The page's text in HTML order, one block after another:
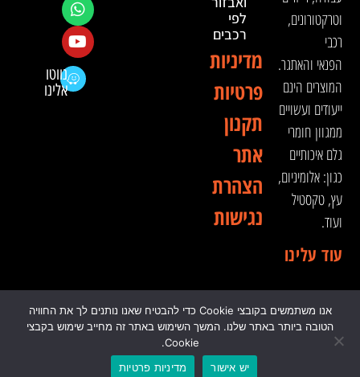
וטרקטורונים,
רכבי
הפנאי והאתגר.
המוצרים הינם
ייעודים ועשויים
ממגוון חומרי
גלם איכותיים
כגון: אלומיניום,
עץ, טקסטיל
ועוד.
עוד עלינו
לפי
רכבים
מדיניות
פרטיות
תקנון
אתר
הצהרת
נגישות
נווטו
אלינו
© 2024 כל הזכויות שמורות לדה וינצ'י - הסדנא לאבזור
רכבי שטח
אנו משתמשים בקובצי Cookie כדי להבטיח שאנו נותנים לך את החוויה
הטובה ביותר באתר שלנו. המשך השימוש באתר זה מחייב שימוש בקבצי
Cookie.
יש אישור
מדיניות פרטיות